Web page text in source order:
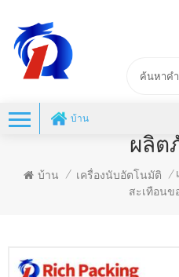
บ้าน
ผลิ
บ้าน / เครื่องนับอัตโนมัติ /
สะเทือน